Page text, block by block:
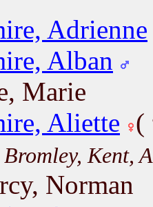
Adrienne
Alban
Marie
Aliette (
Bromley, Kent,
Norman